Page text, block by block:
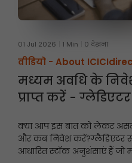
01 Jul 2026 1 Min 0 देखना
वीडियो - About
मध्यम अवधि के
प्राप्त करें -
क्या आप इस बात को लेकर
और कब निवेश करें?ग्लैडिएटर
आधारित स्टॉक अनुशंसाएं हैं जो